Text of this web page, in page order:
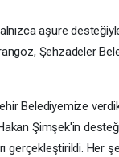
aşure
Şehzadeler
Belediyemize
Şimşek'in
gerçekleştirildi. Her